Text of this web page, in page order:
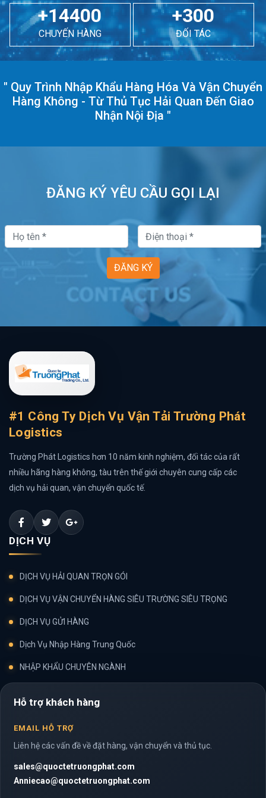
+14400
CHUYẾN HÀNG
+300
ĐỐI TÁC
" Quy Trình Nhập Khẩu Hàng Hóa Và Vận Chuyển
Hàng Không - Từ Thủ Tục Hải Quan Đến Giao
Nhận Nội Địa "
ĐĂNG KÝ YÊU CẦU GỌI LẠI
ĐĂNG KÝ
#1 Công Ty Dịch Vụ Vận Tải Trường Phát
Logistics
Trường Phát Logistics hơn 10 năm kinh nghiệm, đối tác của rất
nhiều hãng hàng không, tàu trên thế giới chuyên cung cấp các
dịch vụ hải quan, vận chuyển quốc tế.
DỊCH VỤ
DỊCH VỤ HẢI QUAN TRỌN GÓI
DỊCH VỤ VẬN CHUYỂN HÀNG SIÊU TRƯỜNG SIÊU TRỌNG
DỊCH VỤ GỬI HÀNG
Dịch Vụ Nhập Hàng Trung Quốc
NHẬP KHẨU CHUYÊN NGÀNH
Hỗ trợ khách hàng
EMAIL HỖ TRỢ
Liên hệ các vấn đề về đặt hàng, vận chuyển và thủ tục.
sales@quoctetruongphat.com
Anniecao@quoctetruongphat.com